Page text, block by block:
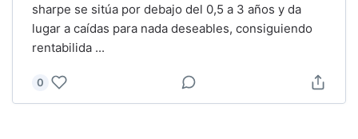
sharpe se sitúa por debajo del 0,5 a 3 años y da
lugar a caídas para nada deseables, consiguiendo
rentabilida ...
0